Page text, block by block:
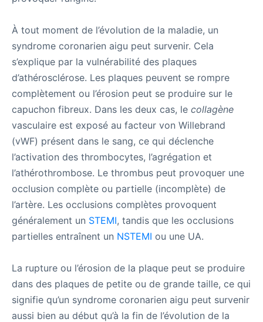
À tout moment de l’évolution de la maladie, un
syndrome coronarien aigu peut survenir. Cela
s’explique par la vulnérabilité des plaques
d’athérosclérose. Les plaques peuvent se rompre
complètement ou l’érosion peut se produire sur le
capuchon fibreux. Dans les deux cas, le collagène
vasculaire est exposé au facteur von Willebrand
(vWF) présent dans le sang, ce qui déclenche
l’activation des thrombocytes, l’agrégation et
l’athérothrombose. Le thrombus peut provoquer une
occlusion complète ou partielle (incomplète) de
l’artère. Les occlusions complètes provoquent
généralement un STEMI, tandis que les occlusions
partielles entraînent un NSTEMI ou une UA.
La rupture ou l’érosion de la plaque peut se produire
dans des plaques de petite ou de grande taille, ce qui
signifie qu’un syndrome coronarien aigu peut survenir
aussi bien au début qu’à la fin de l’évolution de la